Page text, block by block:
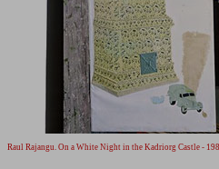
Raul Rajangu. On a White Night in the Kadriorg Castle -